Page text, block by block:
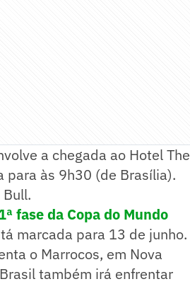
a chegada ao Hotel The
para às 9h30 (de Brasília).
fase da Copa do Mundo
marcada para 13 de junho.
o Marrocos, em Nova
também irá enfrentar